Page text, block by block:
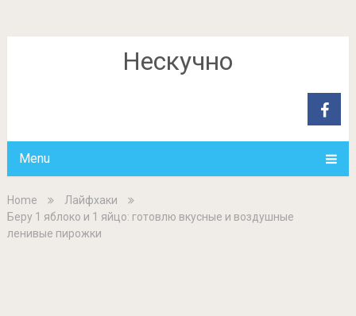
Нескучно
Menu
Home
Лайфхаки
Беру 1 яблоко и 1 яйцо: готовлю вкусные и воздушные
ленивые пирожки